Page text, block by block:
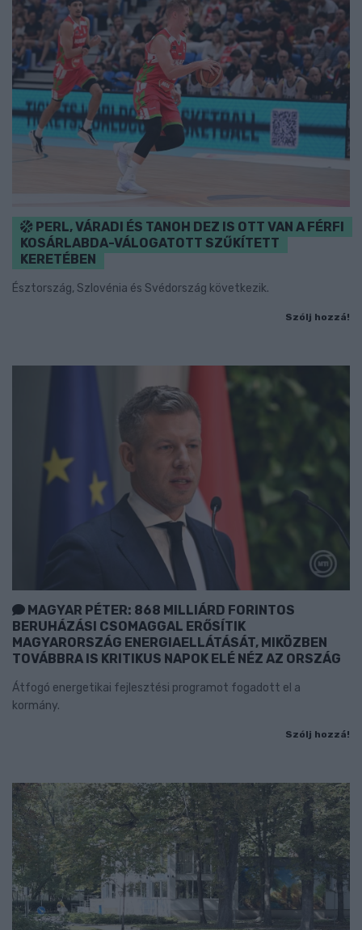
PERL, VÁRADI ÉS TANOH DEZ IS OTT VAN A FÉRFI
KOSÁRLABDA-VÁLOGATOTT SZŰKÍTETT
KERETÉBEN
Észtország, Szlovénia és Svédország következik.
Szólj hozzá!
MAGYAR PÉTER: 868 MILLIÁRD FORINTOS
BERUHÁZÁSI CSOMAGGAL ERŐSÍTIK
MAGYARORSZÁG ENERGIAELLÁTÁSÁT, MIKÖZBEN
TOVÁBBRA IS KRITIKUS NAPOK ELÉ NÉZ AZ ORSZÁG
Átfogó energetikai fejlesztési programot fogadott el a
kormány.
Szólj hozzá!